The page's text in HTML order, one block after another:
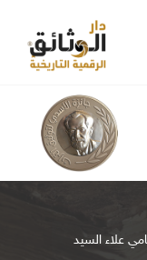
علاء السيد